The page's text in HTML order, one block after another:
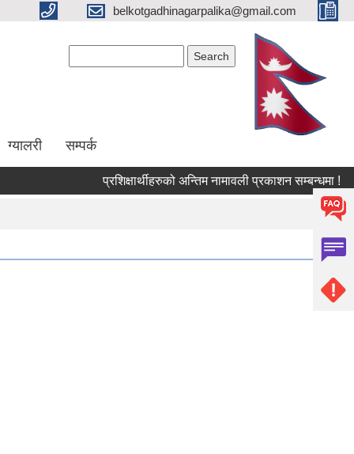
belkotgadhinagarpalika@gmail.com
ग्यालरी सम्पर्क
प्रशिक्षार्थीहरुको अन्तिम नामावली प्रकाशन सम्बन्धमा !